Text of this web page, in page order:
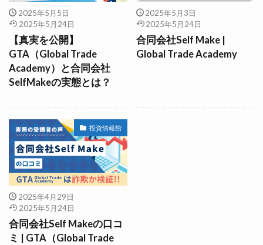
2025年5月5日
2025年5月24日
【真実を公開】
GTA（Global Trade
Academy）と合同会社
SelfMakeの実態とは？
2025年5月3日
2025年5月24日
合同会社Self Make |
Global Trade Academy
投資情報館
2025年4月29日
2025年5月24日
合同会社Self Makeの口コ
ミ | GTA（Global Trade